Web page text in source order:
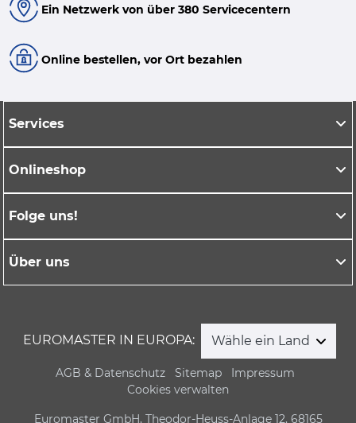
Ein Netzwerk von über 380 Servicecentern
Online bestellen, vor Ort bezahlen
Services
Onlineshop
Folge uns!
Über uns
EUROMASTER IN EUROPA: Wähle ein Land
AGB & Datenschutz Sitemap
Impressum
Cookies verwalten
Euromaster GmbH, Theodor-Heuss-Anlage 12, 68165